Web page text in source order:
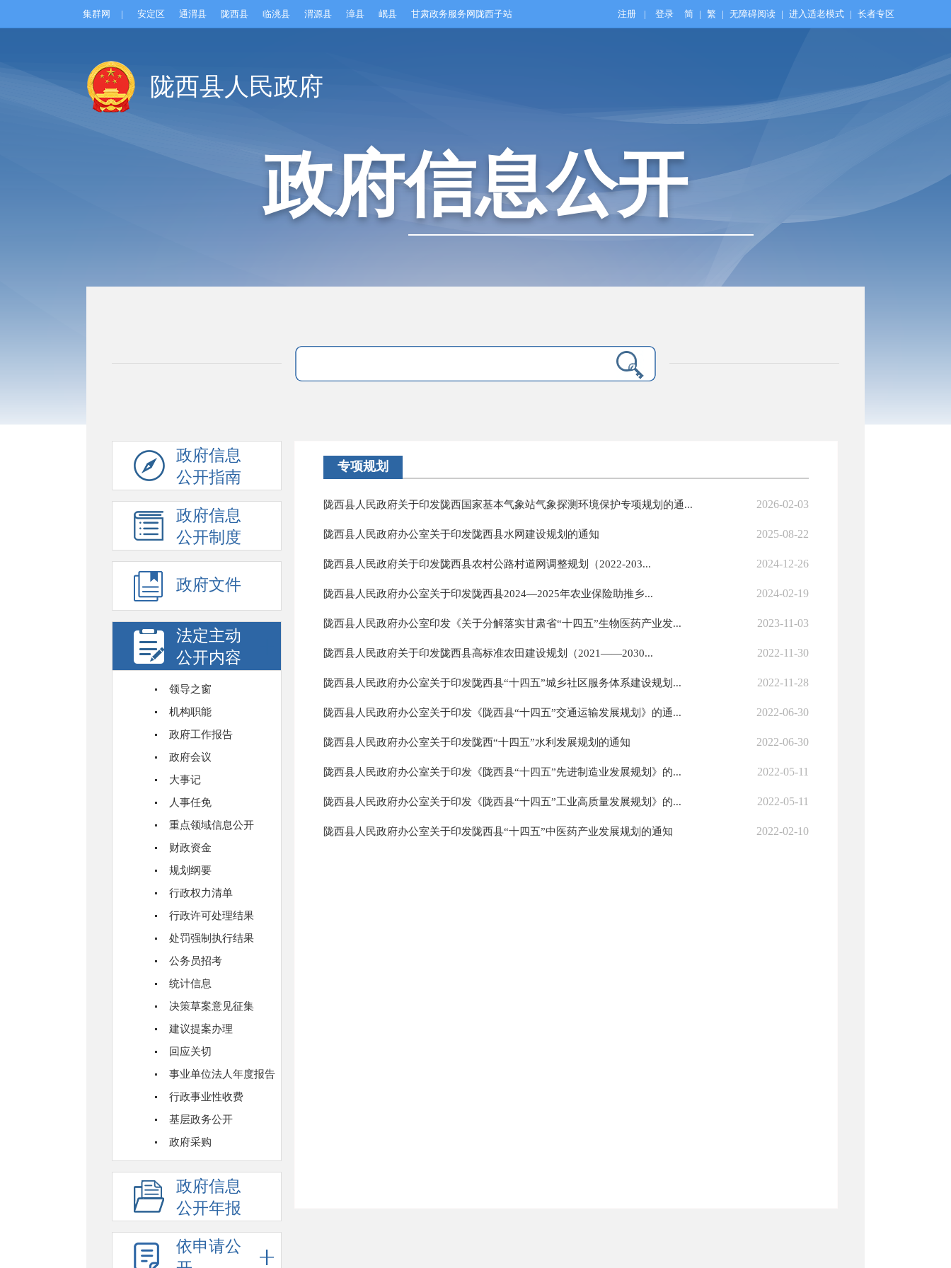
集群网 | 安定区 通渭县 陇西县 临洮县 渭源县 漳县 岷县 甘肃政务服务网陇西子站 注册 | 登录 简 | 繁 | 无障碍阅读 | 进入适老模式 | 长者专区
陇西县人民政府
政府信息公开
政府信息
公开指南
政府信息
公开制度
政府文件
法定主动
公开内容
领导之窗
机构职能
政府工作报告
政府会议
大事记
人事任免
重点领域信息公开
财政资金
规划纲要
行政权力清单
行政许可处理结果
处罚强制执行结果
公务员招考
统计信息
决策草案意见征集
建议提案办理
回应关切
事业单位法人年度报告
行政事业性收费
基层政务公开
政府采购
政府信息
公开年报
依申请公
专项规划
陇西县人民政府关于印发陇西国家基本气象站气象探测环境保护专项规划的通... 2026-02-03
陇西县人民政府办公室关于印发陇西县水网建设规划的通知 2025-08-22
陇西县人民政府关于印发陇西县农村公路村道网调整规划（2022-203... 2024-12-26
陇西县人民政府办公室关于印发陇西县2024—2025年农业保险助推乡... 2024-02-19
陇西县人民政府办公室印发《关于分解落实甘肃省“十四五”生物医药产业发... 2023-11-03
陇西县人民政府关于印发陇西县高标准农田建设规划（2021——2030... 2022-11-30
陇西县人民政府办公室关于印发陇西县“十四五”城乡社区服务体系建设规划... 2022-11-28
陇西县人民政府办公室关于印发《陇西县“十四五”交通运输发展规划》的通... 2022-06-30
陇西县人民政府办公室关于印发陇西“十四五”水利发展规划的通知 2022-06-30
陇西县人民政府办公室关于印发《陇西县“十四五”先进制造业发展规划》的... 2022-05-11
陇西县人民政府办公室关于印发《陇西县“十四五”工业高质量发展规划》的... 2022-05-11
陇西县人民政府办公室关于印发陇西县“十四五”中医药产业发展规划的通知 2022-02-10